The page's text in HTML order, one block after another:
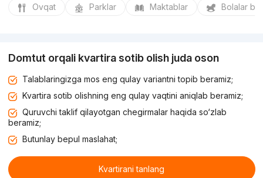
Ovqat Parklar Maktablar Bolalar
Domtut orqali kvartira sotib olish juda oson
Talablaringizga mos eng qulay variantni topib beramiz;
Kvartira sotib olishning eng qulay vaqtini aniqlab beramiz;
Quruvchi taklif qilayotgan chegirmalar haqida so‘zlab
beramiz;
Butunlay bepul maslahat;
Kvartirani tanlang